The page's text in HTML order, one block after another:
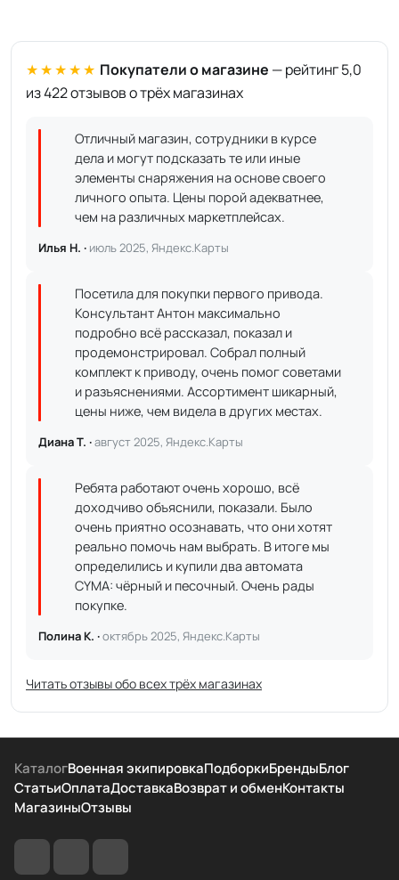
★★★★★ Покупатели о магазине — рейтинг 5,0
из 422 отзывов о трёх магазинах
Отличный магазин, сотрудники в курсе
дела и могут подсказать те или иные
элементы снаряжения на основе своего
личного опыта. Цены порой адекватнее,
чем на различных маркетплейсах.
Илья Н. · июль 2025, Яндекс.Карты
Посетила для покупки первого привода.
Консультант Антон максимально
подробно всё рассказал, показал и
продемонстрировал. Собрал полный
комплект к приводу, очень помог советами
и разъяснениями. Ассортимент шикарный,
цены ниже, чем видела в других местах.
Диана Т. ·август 2025, Яндекс.Карты
Ребята работают очень хорошо, всё
доходчиво объяснили, показали. Было
очень приятно осознавать, что они хотят
реально помочь нам выбрать. В итоге мы
определились и купили два автомата
CYMA: чёрный и песочный. Очень рады
покупке.
Полина К. ·октябрь 2025, Яндекс.Карты
Читать отзывы обо всех трёх магазинах
КаталогВоенная экипировкаПодборкиБрендыБлог
СтатьиОплатаДоставкаВозврат и обменКонтакты
МагазиныОтзывы